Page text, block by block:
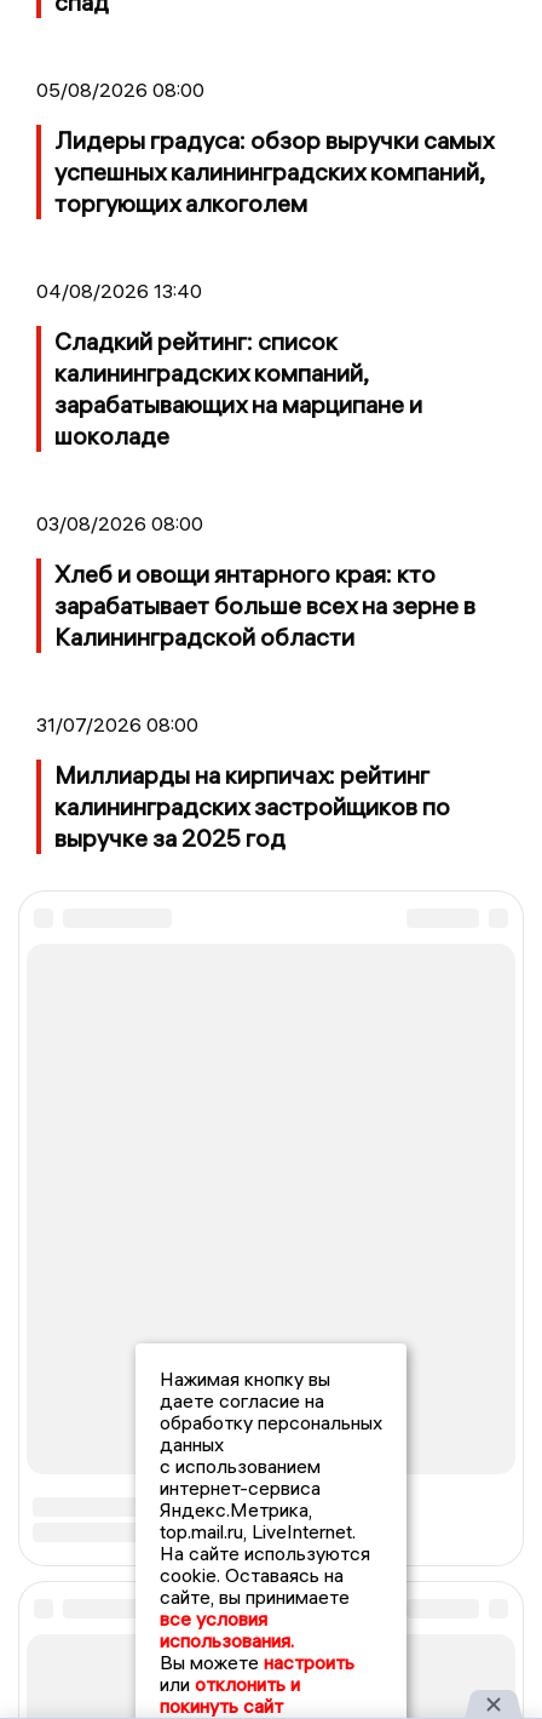
05/08/2026 08:00
Лидеры градуса: обзор выручки самых
успешных калининградских компаний,
торгующих алкоголем
04/08/2026 13:40
Сладкий рейтинг: список
калининградских компаний,
зарабатывающих на марципане и
шоколаде
03/08/2026 08:00
Хлеб и овощи янтарного края: кто
зарабатывает больше всех на зерне в
Калининградской области
31/07/2026 08:00
Миллиарды на кирпичах: рейтинг
калининградских застройщиков по
выручке за 2025 год
Нажимая кнопку вы
даете согласие на
обработку персональных
данных
с использованием
интернет-сервиса
Яндекс.Метрика,
top.mail.ru, LiveInternet.
На сайте используются
cookie. Оставаясь на
сайте, вы принимаете
все условия
использования.
Вы можете настроить
или отклонить и
покинуть сайт